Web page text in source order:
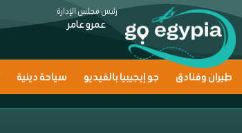
رئيس مجلس الإدارة
عمرو عامر
طيران وفنادق جو إيجيبيا بالفيديو سياحة دينية